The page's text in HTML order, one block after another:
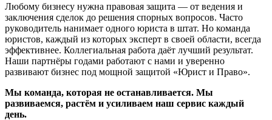
Любому бизнесу нужна правовая защита — от ведения и
заключения сделок до решения спорных вопросов. Часто
руководитель нанимает одного юриста в штат. Но команда
юристов, каждый из которых эксперт в своей области, всегда
эффективнее. Коллегиальная работа даёт лучший результат.
Наши партнёры годами работают с нами и уверенно
развивают бизнес под мощной защитой «Юрист и Право».
Мы команда, которая не останавливается. Мы
развиваемся, растём и усиливаем наш сервис каждый
день.